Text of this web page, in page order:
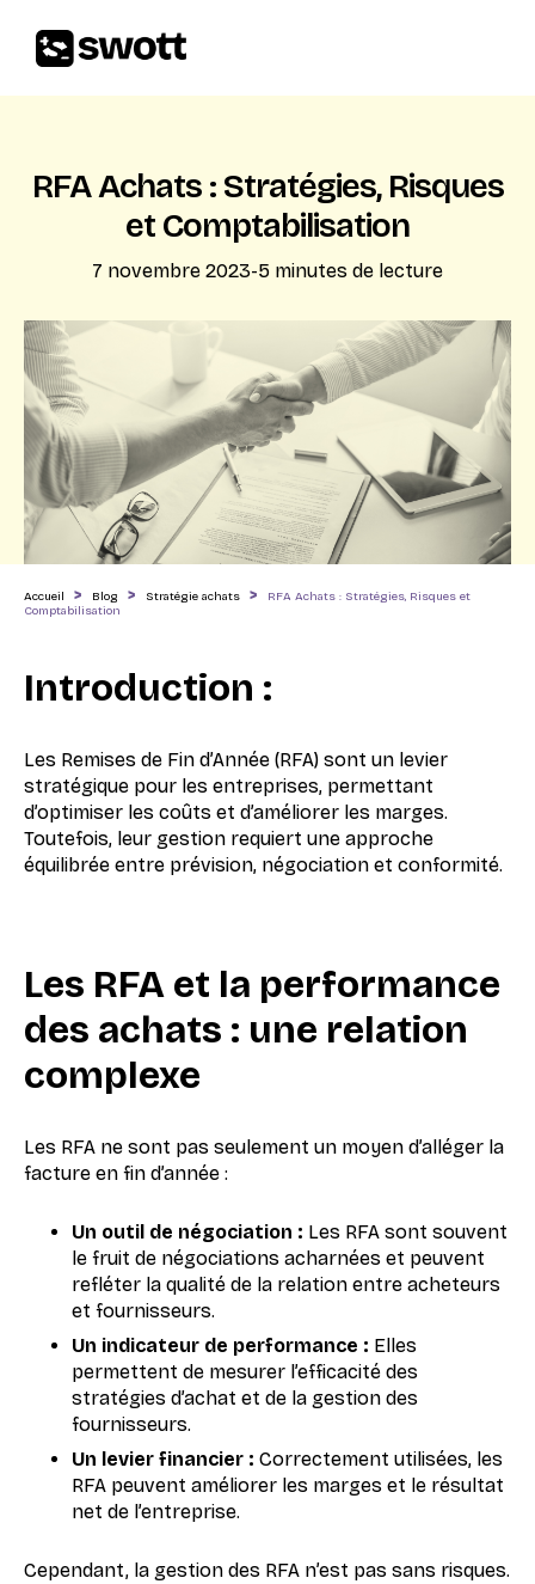
RFA Achats : Stratégies, Risques
et Comptabilisation
7 novembre 2023-5 minutes de lecture
Accueil > Blog > Stratégie achats >
RFA Achats : Stratégies, Risques et
Comptabilisation
Introduction :
Les Remises de Fin d’Année (RFA) sont un levier
stratégique pour les entreprises, permettant
d’optimiser les coûts et d’améliorer les marges.
Toutefois, leur gestion requiert une approche
équilibrée entre prévision, négociation et conformité.
Les RFA et la performance
des achats : une relation
complexe
Les RFA ne sont pas seulement un moyen d’alléger la
facture en fin d’année :
Un outil de négociation : Les RFA sont souvent
le fruit de négociations acharnées et peuvent
refléter la qualité de la relation entre acheteurs
et fournisseurs.
Un indicateur de performance : Elles
permettent de mesurer l’efficacité des
stratégies d’achat et de la gestion des
fournisseurs.
Un levier financier : Correctement utilisées, les
RFA peuvent améliorer les marges et le résultat
net de l’entreprise.
Cependant, la gestion des RFA n’est pas sans risques.